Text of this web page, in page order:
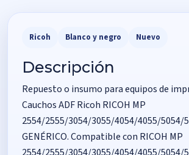
Ricoh Blanco y negro Nuevo
Descripción
Repuesto o insumo para equipos de
Cauchos ADF Ricoh RICOH MP
2554/2555/3054/3055/4054/4055/5054/
GENÉRICO. Compatible con RICOH MP